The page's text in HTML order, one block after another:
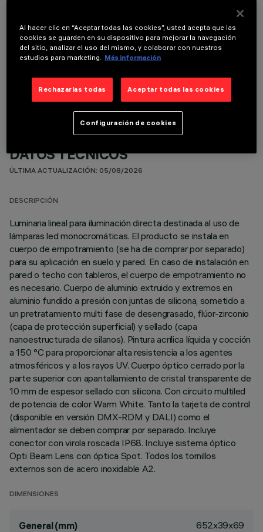
DATOS TÉCNICOS
ÚLTIMA ACTUALIZACIÓN: 05/08/2026
DESCRIPCIÓN
Luminaria lineal para iluminación directa destinada al uso de
lámparas led monocromáticas. El producto se instala en
cuerpo de empotramiento (se ha de comprar por separado)
para su aplicación en suelo y pared. En caso de instalación en
pared o techo con tableros, el cuerpo de empotramiento no
es necesario. Cuerpo de aluminio extruido y extremos en
aluminio fundido a presión con juntas de silicona, sometido a
un pretratamiento multi fase de desengrasado, flúor-zirconio
(capa de protección superficial) y sellado (capa
nanoestructurada de silanos). Pintura acrílica líquida y cocción
a 150 °C para proporcionar alta resistencia a los agentes
atmosféricos y a los rayos UV. Cuerpo óptico cerrado por la
parte superior con apantallamiento de cristal transparente de
10 mm de espesor sellado con silicona. Con circuito multiled
de potencia de color Warm White. Tanto la tarjeta de control
(disponible en versión DMX-RDM y DALI) como el
alimentador se deben comprar por separado. Incluye
conector con virola roscada IP68. Incluye sistema óptico
Opti Beam Lens con óptica Spot. Todos los tornillos
externos son de acero inoxidable A2.
DIMENSIONES
General (mm) 652x39x69
Al hacer clic en “Aceptar todas las cookies”, usted acepta que las
cookies se guarden en su dispositivo para mejorar la navegación
del sitio, analizar el uso del mismo, y colaborar con nuestros
estudios para marketing. Más información
Rechazarlas todas Aceptar todas las cookies
Configuración de cookies